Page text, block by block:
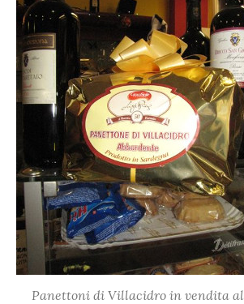
Panettoni di Villacidro in vendita al